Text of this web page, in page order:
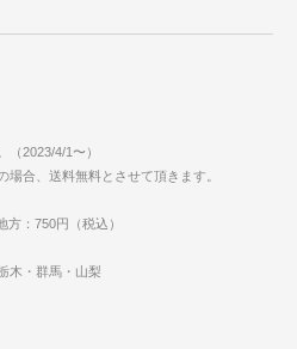
2023/4/1〜）
合、送料無料とさせて頂きます。
：750円（税込）
木・群馬・山梨